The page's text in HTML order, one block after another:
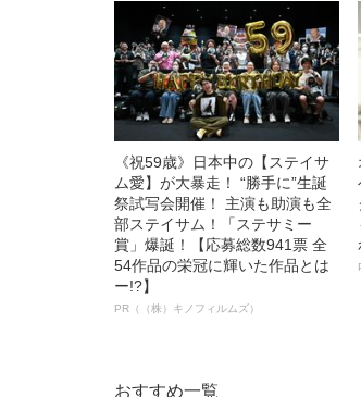
《祝59歳》日本中の【ステイサ
ム愛】が大暴走！ “勝手に”生誕
祭試写会開催！ 主演も助演も全
部ステイサム！「ステサミー
賞」爆誕！【応募総数941票 全
54作品の栄冠に輝いた作品とは
ー!?】
PR（（株）キノフィルムズ）
おすすめ一覧